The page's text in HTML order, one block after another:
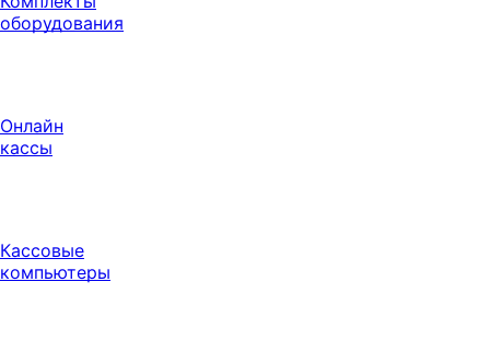
оборудования
Онлайн
кассы
Кассовые
компьютеры